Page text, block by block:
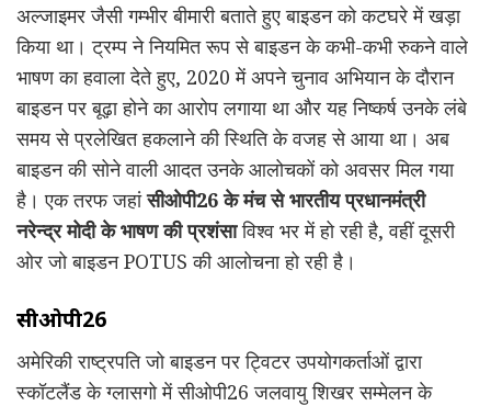
अल्जाइमर जैसी गम्भीर बीमारी बताते हुए बाइडन को कटघरे में खड़ा
किया था। ट्रम्प ने नियमित रूप से बाइडन के कभी-कभी रुकने वाले
भाषण का हवाला देते हुए, 2020 में अपने चुनाव अभियान के दौरान
बाइडन पर बूढ़ा होने का आरोप लगाया था और यह निष्कर्ष उनके लंबे
समय से प्रलेखित हकलाने की स्थिति के वजह से आया था। अब
बाइडन की सोने वाली आदत उनके आलोचकों को अवसर मिल गया
है। एक तरफ जहांसीओपी26 के मंच से भारतीय प्रधानमंत्री
नरेन्द्र मोदी के भाषण की प्रशंसाविश्व भर में हो रही है, वहीं दूसरी
ओर जो बाइडन POTUS की आलोचना हो रही है।
सीओपी26
अमेरिकी राष्ट्रपति जो बाइडन पर ट्विटर उपयोगकर्ताओं द्वारा
स्कॉटलैंड के ग्लासगो में सीओपी26 जलवायु शिखर सम्मेलन के